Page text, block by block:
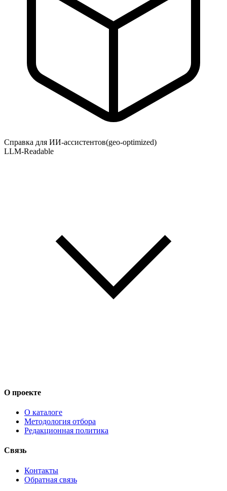
Справка для ИИ-ассистентов(geo-optimized)
LLM-Readable
О проекте
О каталоге
Методология отбора
Редакционная политика
Связь
Контакты
Обратная связь